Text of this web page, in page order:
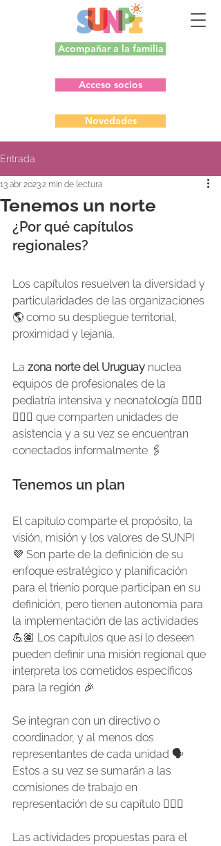
Acompañar a la familia
Acceso socios
Novedades
Entrada
Tenemos un norte
13 abr 20232 min de lectura
¿Por qué capítulos
regionales?
Los capítulos resuelven la diversidad y
particularidades de las organizaciones
🌎 como su despliegue territorial,
proximidad y lejanía.
La zona norte del Uruguay nuclea
equipos de profesionales de la
pediatría intensiva y neonatología 👩🏽‍⚕️
👨🏻‍⚕️ que comparten unidades de
asistencia y a su vez se encuentran
conectados informalmente 🖇️
Tenemos un plan
El capítulo comparte el propósito, la
visión, misión y los valores de SUNPI
💜 Son parte de la definición de su
enfoque estratégico y planificación
para el trienio porque participan en su
definición, pero tienen autonomía para
la implementación de las actividades
💪🏽 Los capítulos que así lo deseen
pueden definir una misión regional que
interpreta los cometidos específicos
para la región 🎉
Se integran con un directivo o
coordinador, y al menos dos
representantes de cada unidad 🗣️
Estos a su vez se sumarán a las
comisiones de trabajo en
representación de su capítulo 🙋🏽‍♀️
Las actividades propuestas para el